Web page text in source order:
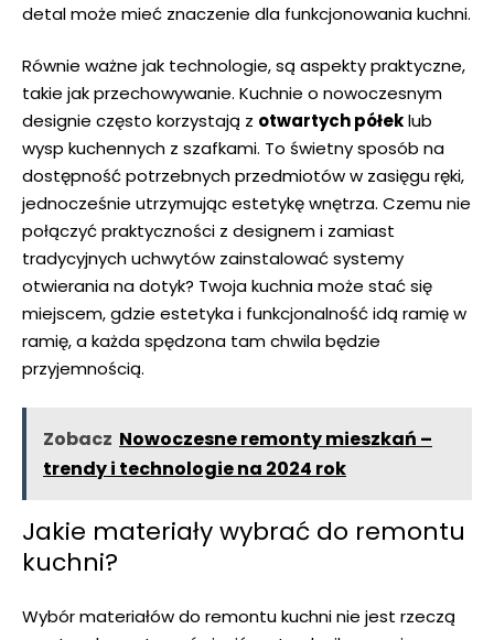
detal może mieć znaczenie dla funkcjonowania ‍kuchni.
Równie ważne jak technologie, są aspekty praktyczne,
takie jak ⁣przechowywanie. Kuchnie o ‌nowoczesnym
designie często korzystają z otwartych półeklub
wysp kuchennych z szafkami. To świetny sposób na
dostępność potrzebnych ⁣przedmiotów w⁤ zasięgu ręki,
jednocześnie utrzymując estetykę wnętrza. Czemu nie
połączyć praktyczności z designem i ⁢zamiast
tradycyjnych uchwytów zainstalować systemy
otwierania na dotyk? Twoja kuchnia może stać się
miejscem, gdzie estetyka i funkcjonalność idą ramię w
ramię,‍ a każda spędzona tam chwila będzie
przyjemnością.
Zobacz Nowoczesne remonty mieszkań –
trendy i technologie na 2024 rok
Jakie materiały wybrać do remontu
kuchni?
Wybór materiałów​ do remontu kuchni nie jest rzeczą